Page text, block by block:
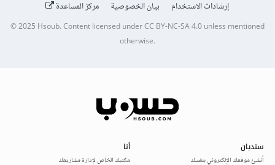
إرشادات الاستخدام
بيان الخصوصية مركز المساعدة
© 2025Hsoub.Content licensed underCC BY-NC-SA 4.0unless mentioned
otherwise.